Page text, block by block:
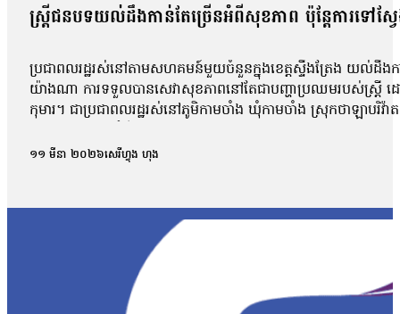
ស្ត្រីជនបទយល់ដឹងកាន់តែច្រើនអំពីសុខភាព ប៉ុន្តែការទៅស្វែ
ប្រជាពលរដ្ឋរស់នៅតាមសហគមន៍មួយចំនួនក្នុងខេត្តស្ទឹងត្រែង យល់ដឹងក
យ៉ាងណា ការទទួលបានសេវាសុខភាពនៅតែជាបញ្ហាប្រឈមរបស់ស្រ្តី ដោយ
កុមារ។ ជាប្រជាពលរដ្ឋរស់នៅភូមិកាមចាំង ឃុំកាមចាំង ស្រុកថាឡាបរិវ៉
នៅពេលដែលយើងឈឺធ្ងន់ដែលពេទ្យក្នុងភូមិលែងទទួលបាន យើងទៅទទួ
និងទទួលការថែទាំនៅមន្ទីរពេទ្យជាប្រចាំ។ អ្នកស្រី លៀវ ឡុង ដែលជាជ
មិនទាន់មានសេវាពេទ្យគ្រប់គ្រាន់នៅឡើយ។ ទោះជាយ៉ាងណា អ្នកស្រីថ
ចំណែកស្រ្តីម្នាក់ទៀត គឺអ្នកស្រី ព្រំ សារ៉ា រស់នៅភូមិរំដេង ឃុំចម្ការលើ
បំប៉ននោះទេ។ អ្នកស្រីបន្តថា បច្ចុប្បន្នអ្នកស្រីមានជំងឺប្រចាំកាយ ដូច
៣២ គីឡូម៉ែត្រ និងត្រូវចំណាយពេលធ្វើដំណើរជាងមួយម៉ោង។មានអាយុ
១១ មីនា ២០២៦សេរីហ្វុង ហុង